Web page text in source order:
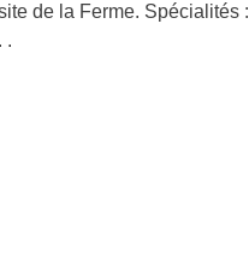
de la Ferme. Spécialités :
.